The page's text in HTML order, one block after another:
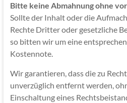
Bitte keine Abmahnung ohne
Sollte der Inhalt oder die
Rechte Dritter oder gesetzliche
so bitten wir um eine
Kostennote.
Wir garantieren, dass die zu
unverzüglich entfernt werden,
Einschaltung eines